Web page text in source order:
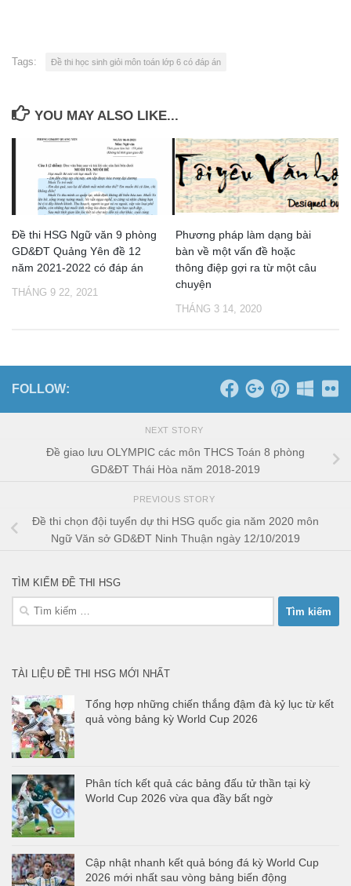
Tags: Đề thi học sinh giỏi môn toán lớp 6 có đáp án
YOU MAY ALSO LIKE...
Đề thi HSG Ngữ văn 9 phòng
GD&ĐT Quảng Yên đề 12
năm 2021-2022 có đáp án
THÁNG 9 22, 2021
Phương pháp làm dạng bài
bàn về một vấn đề hoặc
thông điệp gợi ra từ một câu
chuyện
THÁNG 3 14, 2020
FOLLOW:
NEXT STORY
Đề giao lưu OLYMPIC các môn THCS Toán 8 phòng
GD&ĐT Thái Hòa năm 2018-2019
PREVIOUS STORY
Đề thi chọn đội tuyển dự thi HSG quốc gia năm 2020 môn
Ngữ Văn sở GD&ĐT Ninh Thuận ngày 12/10/2019
TÌM KIẾM ĐỀ THI HSG
Tìm
kiếm
TÀI LIỆU ĐỀ THI HSG MỚI NHẤT
Tổng hợp những chiến thắng đậm đà kỷ lục từ kết
quả vòng bảng kỳ World Cup 2026
Phân tích kết quả các bảng đấu tử thần tại kỳ
World Cup 2026 vừa qua đầy bất ngờ
Cập nhật nhanh kết quả bóng đá kỳ World Cup
2026 mới nhất sau vòng bảng biến động